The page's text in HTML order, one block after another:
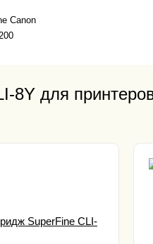
Canon
8Y для